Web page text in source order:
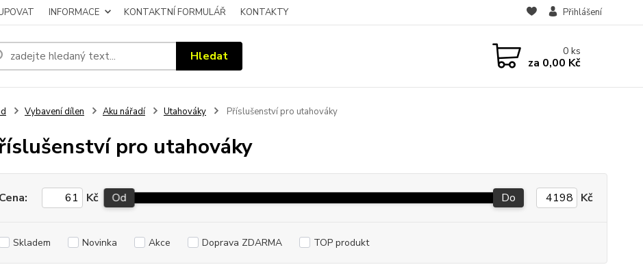
INFORMACE KONTAKTNÍ FORMULÁŘ KONTAKTY Přihlášení
Hledat 0ks
za 0,00 Kč
Vybavení dílen Aku nářadí Utahováky Příslušenství pro utahováky
pro utahováky
Cena: Kč Od Do Kč
Skladem Novinka Akce Doprava ZDARMA TOP produkt